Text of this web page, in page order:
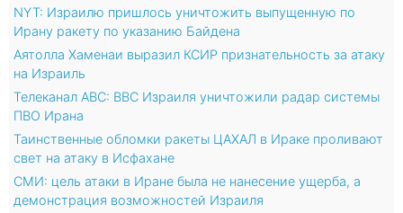
NYT: Израилю пришлось уничтожить выпущенную по
Ирану ракету по указанию Байдена
Аятолла Хаменаи выразил КСИР признательность за атаку
на Израиль
Телеканал ABC: ВВС Израиля уничтожили радар системы
ПВО Ирана
Таинственные обломки ракеты ЦАХАЛ в Ираке проливают
свет на атаку в Исфахане
СМИ: цель атаки в Иране была не нанесение ущерба, а
демонстрация возможностей Израиля